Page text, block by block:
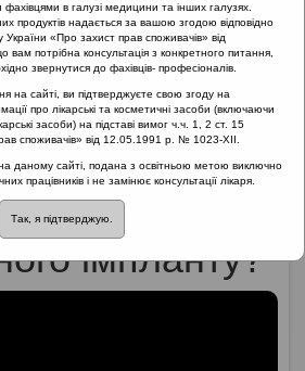
МКХ-11
відростка
апарат від кохлеарного
апарат від
імпланту?
фахівцями в галузі медицини та інших галузях.
продуктів надається за вашою згодою відповідно
«Про захист прав споживачів» від
потрібна консультація з конкретного питання,
звернутися до фахівців- професіоналів.
на сайті, ви підтверджуєте свою згоду на
про лікарські та косметичні засоби (включаючи
засоби) на підставі вимог ч.ч. 1, 2 ст. 15
споживачів» від 12.05.1991 р. № 1023-XII.
на даному сайті, подана з освітньою метою виключно
працівників і не замінює консультації лікаря.
Так, я підтверджую.